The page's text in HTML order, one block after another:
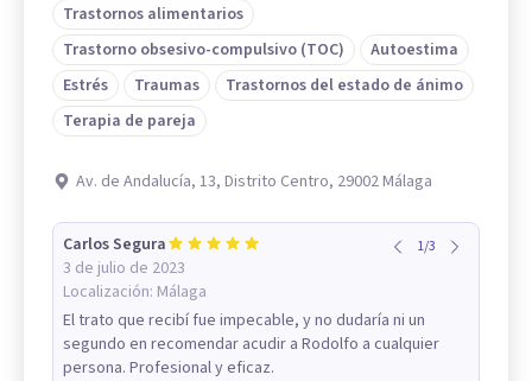
Trastornos alimentarios
Trastorno obsesivo-compulsivo (TOC)
Autoestima
Estrés
Traumas
Trastornos del estado de ánimo
Terapia de pareja
Av. de Andalucía, 13, Distrito Centro, 29002 Málaga
Carlos Segura
3 de julio de 2023
Localización: Málaga
1/3
El trato que recibí fue impecable, y no dudaría ni un
segundo en recomendar acudir a Rodolfo a cualquier
persona. Profesional y eficaz.